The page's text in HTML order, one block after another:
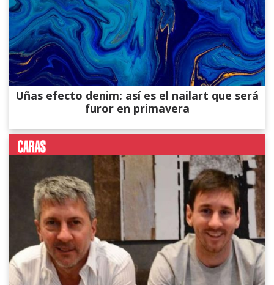
Uñas efecto denim: así es el nailart que será
furor en primavera